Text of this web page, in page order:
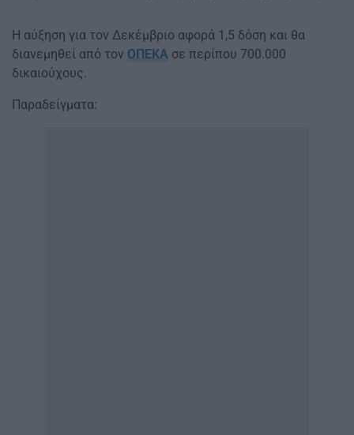
Η αύξηση για τον Δεκέμβριο αφορά 1,5 δόση και θα
διανεμηθεί από τον ΟΠΕΚΑ σε περίπου 700.000
δικαιούχους.
Παραδείγματα: